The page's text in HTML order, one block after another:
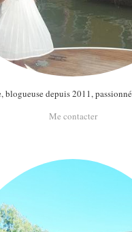
blogueuse depuis 2011,
Me contacter